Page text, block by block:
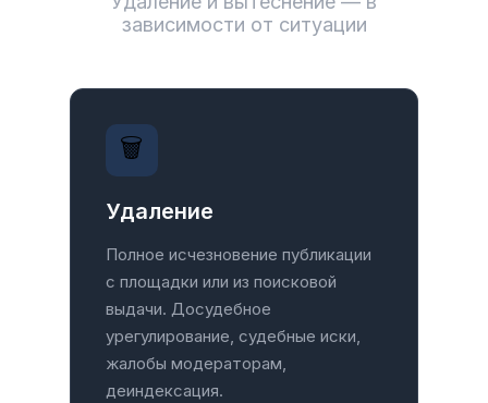
зависимости от ситуации
🗑️
Удаление
Полное исчезновение публикации
с площадки или из поисковой
выдачи. Досудебное
урегулирование, судебные иски,
жалобы модераторам,
деиндексация.